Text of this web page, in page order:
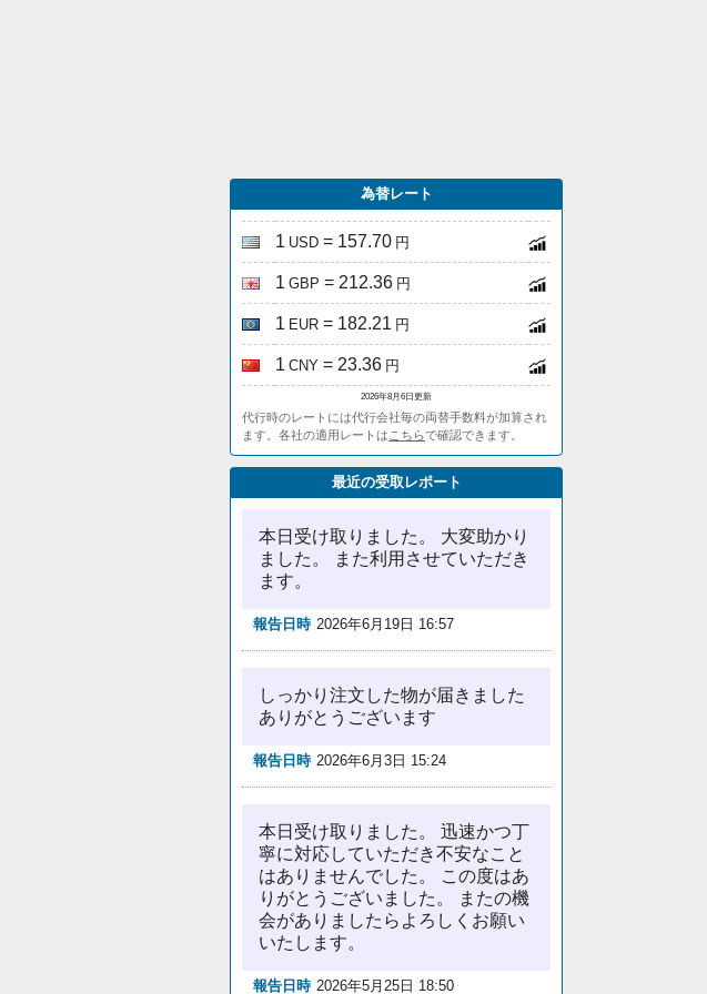
為替レート
1 USD = 157.70 円
1 GBP = 212.36 円
1 EUR = 182.21 円
1 CNY = 23.36 円
2026年8月6日更新
代行時のレートには代行会社毎の両替手数料が加算され
ます。各社の適用レートは こちらで確認できます。
最近の受取レポート
本日受け取りました。 大変助かり
ました。 また利用させていただき
ます。
報告日時 2026年6月19日 16:57
しっかり注文した物が届きました
ありがとうございます
報告日時 2026年6月3日 15:24
本日受け取りました。 迅速かつ丁
寧に対応していただき不安なこと
はありませんでした。 この度はあ
りがとうございました。 またの機
会がありましたらよろしくお願い
いたします。
報告日時 2026年5月25日 18:50